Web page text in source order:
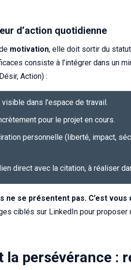
d’action quotidienne
motivation, elle doit sortir du
consiste à l’intégrer dans un
Action) :
dans l’espace de travail.
pour le projet en cours.
personnelle (liberté, impact,
direct avec la citation, à réaliser
ne se présentent pas. C’est vous
ciblés sur LinkedIn pour proposer
la persévérance :